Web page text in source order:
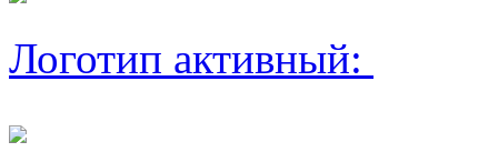
Логотип активный: